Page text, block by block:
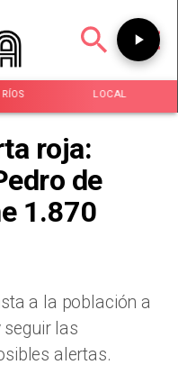
LOCAL
roja:
de
1.870
a la población a
las
alertas.